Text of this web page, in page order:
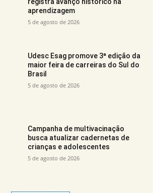
aprendizagem
5 de agosto de 2026
Udesc Esag promove 3ª edição da
maior feira de carreiras do Sul do
Brasil
5 de agosto de 2026
Campanha de multivacinação
busca atualizar cadernetas de
crianças e adolescentes
5 de agosto de 2026